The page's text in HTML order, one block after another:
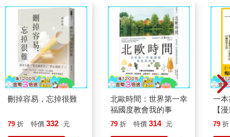
刪掉容易，忘掉很難
79 折 特價 332 元
北歐時間：世界第一幸
福國度教會我的事
79 折 特價 314 元
一
【
行
79 折